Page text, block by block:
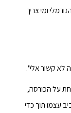
ומי צריך
לא קשור אלי".
על הכורסה,
עצמו תוך כדי